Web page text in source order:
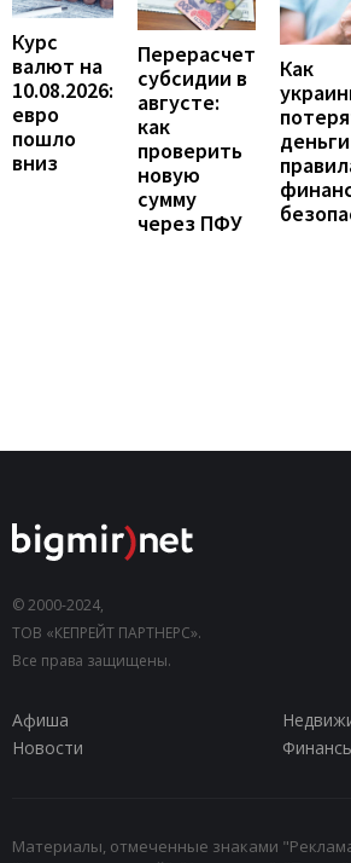
Курс
валют на
10.08.2026:
евро
пошло
вниз
Перерасчет
субсидии в
августе:
как
проверить
новую
сумму
через ПФУ
Как
© 2000-2024,
ТОВ «КЕПРЕЙТ ПАРТНЕРС».
Все права защищены.
Афиша
Новости
Материалы, отмеченные знаками